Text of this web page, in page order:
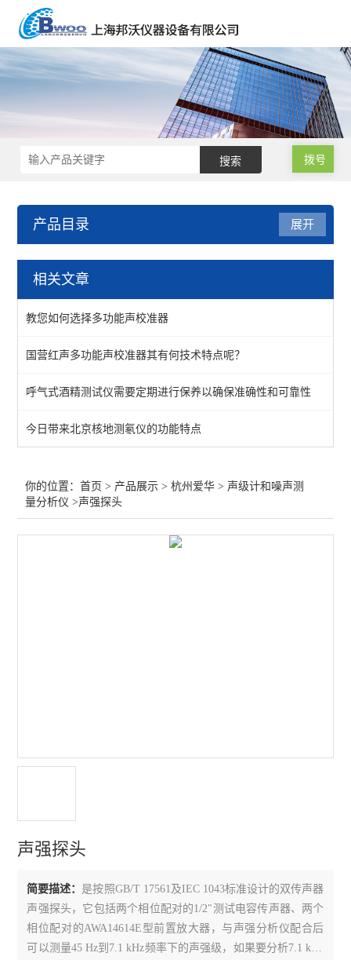
拨号
产品目录
杭州爱华
查看全部 >>
展开
相关文章
教您如何选择多功能声校准器
国营红声多功能声校准器其有何技术特点呢？
呼气式酒精测试仪需要定期进行保养以确保准确性和可靠性
今日带来北京核地测氡仪的功能特点
你的位置：首页 > 产品展示 >杭州爱华 > 声级计和噪声测
量分析仪 >声强探头
声强探头
简要描述： 是按照GB/T 17561及IEC 1043标准设计的双传声器
声强探头，它包括两个相位配对的1/2"测试电容传声器、两个
相位配对的AWA14614E型前置放大器，与声强分析仪配合后
可以测量45 Hz到7.1 kHz频率下的声强级，如果要分析7.1 kHz